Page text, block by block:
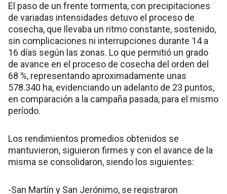
El paso de un frente tormenta, con precipitaciones
de variadas intensidades detuvo el proceso de
cosecha, que llevaba un ritmo constante, sostenido,
sin complicaciones ni interrupciones durante 14 a
16 días según las zonas. Lo que permitió un grado
de avance en el proceso de cosecha del orden del
68 %, representando aproximadamente unas
578.340 ha, evidenciando un adelanto de 23 puntos,
en comparación a la campaña pasada, para el mismo
período.
Los rendimientos promedios obtenidos se
mantuvieron, siguieron firmes y con el avance de la
misma se consolidaron, siendo los siguientes:
-San Martín y San Jerónimo, se registraron